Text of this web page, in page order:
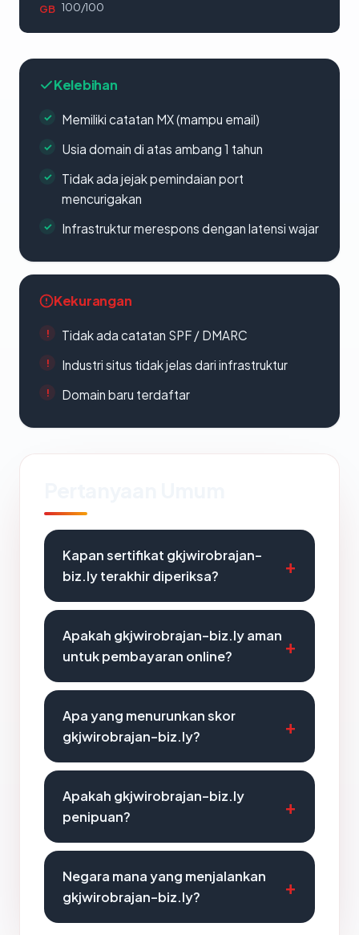
GB 100/100
Kelebihan
Memiliki catatan MX (mampu email)
Usia domain di atas ambang 1 tahun
Tidak ada jejak pemindaian port
mencurigakan
Infrastruktur merespons dengan latensi wajar
Kekurangan
Tidak ada catatan SPF / DMARC
Industri situs tidak jelas dari infrastruktur
Domain baru terdaftar
Kapan sertifikat gkjwirobrajan-
biz.ly terakhir diperiksa?
Apakah gkjwirobrajan-biz.ly aman
untuk pembayaran online?
Apa yang menurunkan skor
gkjwirobrajan-biz.ly?
Apakah gkjwirobrajan-biz.ly
penipuan?
Negara mana yang menjalankan
gkjwirobrajan-biz.ly?